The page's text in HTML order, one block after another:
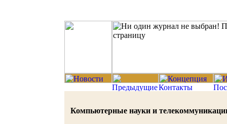
Компьютерные науки и